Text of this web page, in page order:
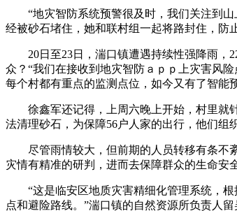
“地灾智防系统预警很及时，我们关注到
经被砂石堵住，她和联村组一起将路封住，防
20日至23日，湍口镇遭遇持续性强降雨
众？“我们在接收到地灾智防ａｐｐ上灾害风
每个村都有重点的监测点位，如今又有了智能
徐鑫军还记得，上周六晚上开始，村里就
法清理砂石，为保障56户人家的出行，他们组
尽管雨情较大，但前期的人员转移有条不
灾情有精准的研判，进而去保障群众的生命安
“这是临安区地质灾害精细化管理系统，
点和避险路线。”湍口镇的自然资源所负责人